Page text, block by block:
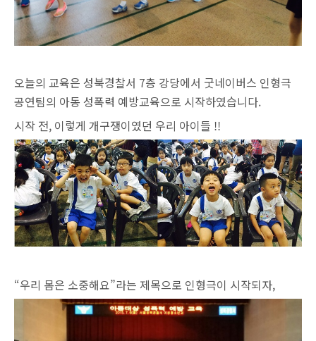
오늘의 교육은 성북경찰서 7층 강당에서 굿네이버스 인형극
공연팀의 아동 성폭력 예방교육으로 시작하였습니다.
시작 전, 이렇게 개구쟁이였던 우리 아이들 !!
“우리 몸은 소중해요”라는 제목으로 인형극이 시작되자,